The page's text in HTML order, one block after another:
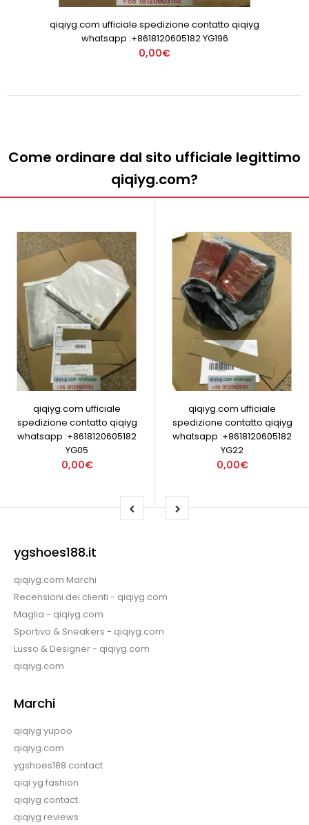
qiqiyg.com ufficiale spedizione contatto qiqiyg
whatsapp :+8618120605182 YG196
0,00€
Come ordinare dal sito ufficiale legittimo
qiqiyg.com?
qiqiyg.com ufficiale
spedizione contatto qiqiyg
whatsapp :+8618120605182
YG05
0,00€
qiqiyg.com ufficiale
spedizione contatto qiqiyg
whatsapp :+8618120605182
YG22
0,00€
ygshoes188.it
qiqiyg.com Marchi
Recensioni dei clienti - qiqiyg.com
Maglia - qiqiyg.com
Sportivo & Sneakers - qiqiyg.com
Lusso & Designer - qiqiyg.com
qiqiyg.com
Marchi
qiqiyg yupoo
qiqiyg.com
ygshoes188 contact
qiqi yg fashion
qiqiyg contact
qiqiyg reviews